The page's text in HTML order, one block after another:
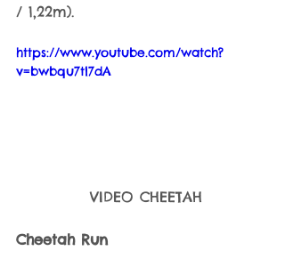
/ 1,22m).
https://www.youtube.com/watch?
v=bwbqu7tl7dA
VIDEO CHEETAH
Cheetah Run